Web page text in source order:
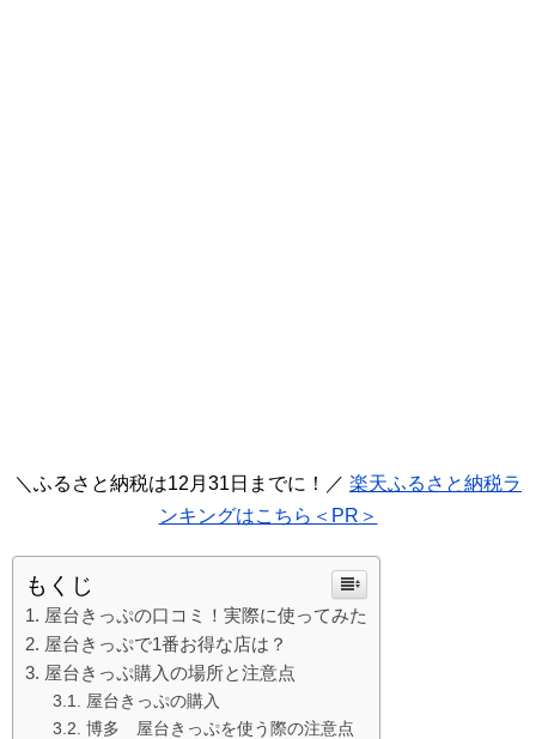
＼ふるさと納税は12月31日までに！／ 楽天ふるさと納税ラ
ンキングはこちら＜PR＞
もくじ
屋台きっぷの口コミ！実際に使ってみた
屋台きっぷで1番お得な店は？
屋台きっぷ購入の場所と注意点
屋台きっぷの購入
博多 屋台きっぷを使う際の注意点